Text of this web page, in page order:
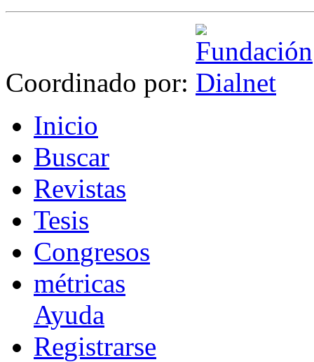
Coordinado por:
Inicio
Buscar
Revistas
Tesis
Congresos
métricas
Ayuda
Registrarse